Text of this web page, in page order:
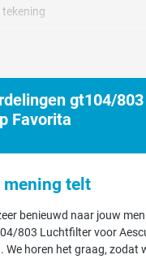
gt104/
Favorita
mening telt
benieuwd naar jouw
803 Luchtfilter voor
We horen het graag, zodat